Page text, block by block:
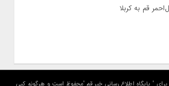
" پایگاه اطلاع رسانی خبر قم "محفوظ است و هرگونه کپی